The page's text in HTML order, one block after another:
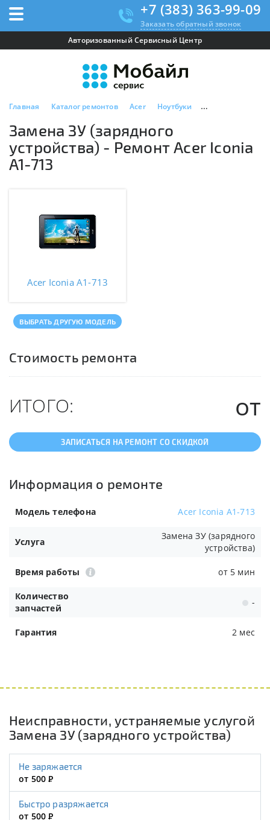
+7 (383) 363-99-09
Заказать обратный звонок
Авторизованный Сервисный Центр
Главная Каталог ремонтов Acer Ноутбуки Acer Iconia A1-713
Замена ЗУ (зарядного
устройства) - Ремонт Acer Iconia
A1-713
Acer Iconia A1-713
ВЫБРАТЬ ДРУГУЮ МОДЕЛЬ
Стоимость ремонта
ИТОГО: от
ЗАПИСАТЬСЯ НА РЕМОНТ СО СКИДКОЙ
Информация о ремонте
Модель телефона Acer Iconia A1-713
Услуга
Замена ЗУ (зарядного
устройства)
Время работы от 5 мин
Количество
запчастей
-
Гарантия 2 мес
Неисправности, устраняемые услугой
Замена ЗУ (зарядного устройства)
Не заряжается
от 500Р
Быстро разряжается
от 500Р